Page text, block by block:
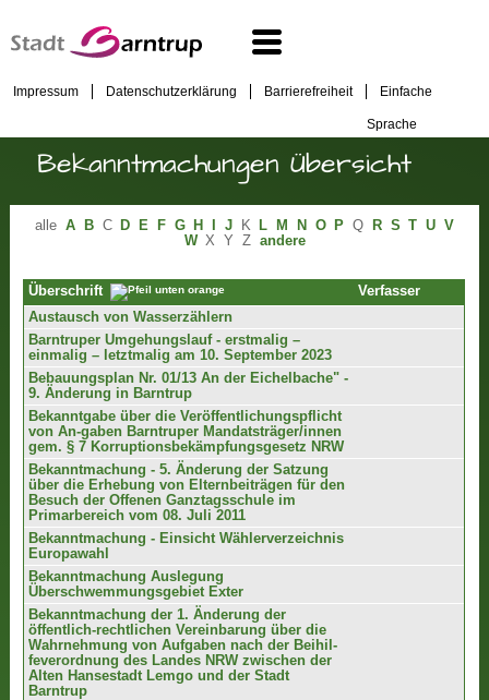
Impressum Datenschutzerklärung Barrierefreiheit Einfache
Sprache
Bekanntmachungen Übersicht
alle A B C D E F G H J K L M N O P Q R S T U V
W X Y Z andere
Überschrift
Verfasser
Austausch von Wasserzählern
Barntruper Umgehungslauf - erstmalig –
einmalig – letztmalig am 10. September 2023
Bebauungsplan Nr. 01/13 An der Eichelbache" -
9. Änderung in Barntrup
Bekanntgabe über die Veröffentlichungspflicht
von An-gaben Barntruper Mandatsträger/innen
gem. § 7 Korruptionsbekämpfungsgesetz NRW
Bekanntmachung - 5. Änderung der Satzung
über die Erhebung von Elternbeiträgen für den
Besuch der Offenen Ganztagsschule im
Primarbereich vom 08. Juli 2011
Bekanntmachung - Einsicht Wählerverzeichnis
Europawahl
Bekanntmachung Auslegung
Überschwemmungsgebiet Exter
Bekanntmachung der 1. Änderung der
öffentlich-rechtlichen Vereinbarung über die
Wahrnehmung von Aufgaben nach der Beihil-
feverordnung des Landes NRW zwischen der
Alten Hansestadt Lemgo und der Stadt
Barntrup